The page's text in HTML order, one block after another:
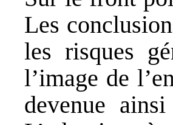
Les
les risques
l’image de
devenue